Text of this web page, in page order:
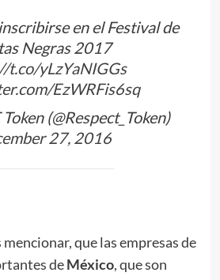
en el Festival de
Negras 2017
t.co/yLzYaNIGGs
EzWRFis6sq
(@Respect_Token)
27, 2016
que las empresas de
deMéxico, que son